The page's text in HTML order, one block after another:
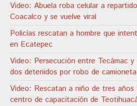
Video: Abuela roba celular a
Coacalco y se vuelve viral
Policías rescatan a hombre que
en Ecatepec
Video: Persecución entre Tecámac
dos detenidos por robo de camioneta
Video: Rescatan a niño de tres
centro de capacitación de